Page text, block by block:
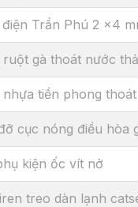
điện Trần Phú 2 x4
ruột gà thoát nước
nhựa tiền phong
cục nóng điều hòa
kiện ốc vít nở
treo dàn lạnh